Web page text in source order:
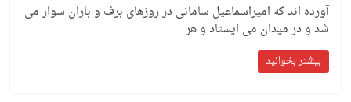
آورده اند که امیراسماعیل سامانی در روزهای برف و باران سوار می
شد و در میدان می ایستاد و هر
بیشتر بخوانید